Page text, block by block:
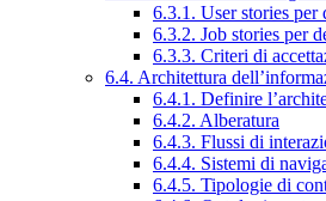
6.3.1. User stories
6.3.2. Job stories per
6.3.3. Criteri di
6.4. Architettura
6.4.1. Definire
6.4.2. Alberatura
6.4.3. Flussi di
6.4.4. Sistemi di
6.4.5. Tipologie di